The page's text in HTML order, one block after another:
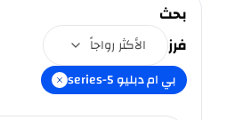
بحث
فرز
الأكثر رواجاً
بي ام دبليو 5-series